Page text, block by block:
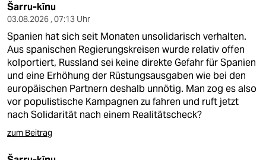
Šarru-kīnu
03.08.2026 , 07:13 Uhr
Spanien hat sich seit Monaten unsolidarisch verhalten.
Aus spanischen Regierungskreisen wurde relativ offen
kolportiert, Russland sei keine direkte Gefahr für Spanien
und eine Erhöhung der Rüstungsausgaben wie bei den
europäischen Partnern deshalb unnötig. Man zog es also
vor populistische Kampagnen zu fahren und ruft jetzt
nach Solidarität nach einem Realitätscheck?
zum Beitrag